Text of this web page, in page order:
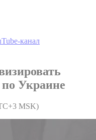
канал
по Украине
MSK)